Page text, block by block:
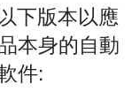
下版本以應
本身的自動
件: